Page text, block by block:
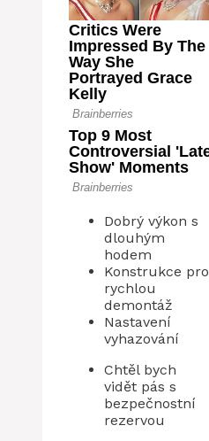
Dobrý výkon s
dlouhým
hodem
Konstrukce pro
rychlou
demontáž
Nastavení
vyhazování
Chtěl bych
vidět pás s
bezpečnostní
rezervou